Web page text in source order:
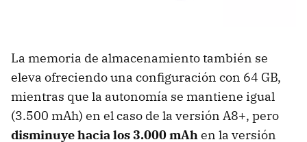
La memoria de almacenamiento también se
eleva ofreciendo una configuración con 64 GB,
mientras que la autonomía se mantiene igual
(3.500 mAh) en el caso de la versión A8+, pero
disminuye hacia los 3.000 mAhen la versión